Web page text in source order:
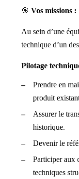
🎯 Vos missions :
Au sein d’une
technique d’un
Pilotage
Prendre en
produit
Assurer le
historique.
Devenir le
Participer aux
techniques